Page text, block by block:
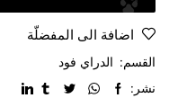
اضافة الى المفضلّة
القسم: الدراي فود
نشر: